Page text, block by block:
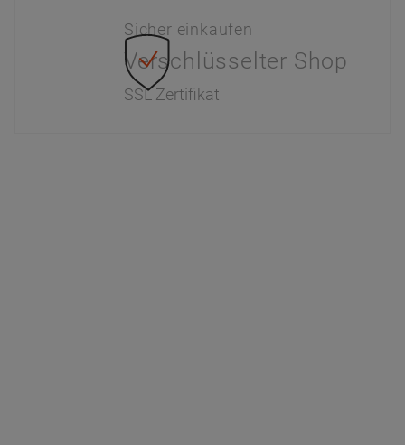
Sicher einkaufen
Verschlüsselter Shop
SSL Zertifikat